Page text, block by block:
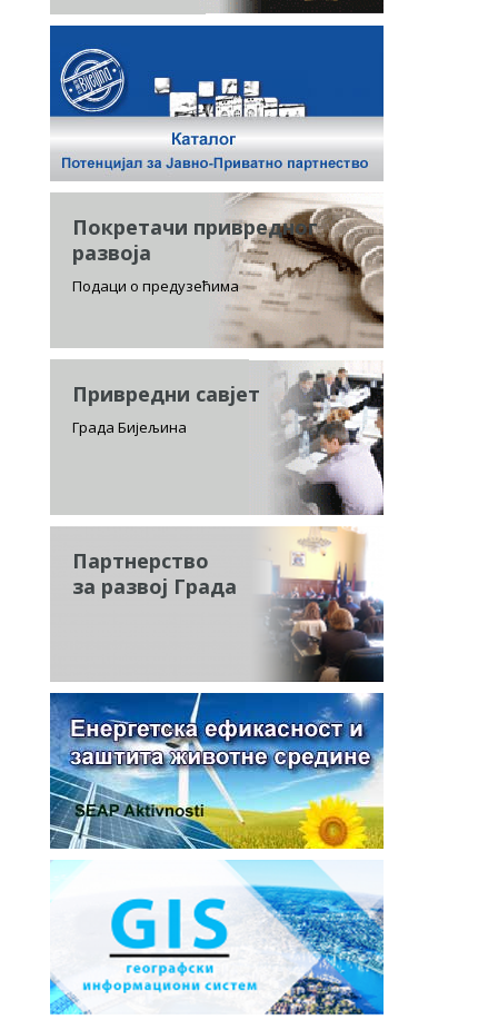
Покретачи привредног
развоја
Подаци о предузећима
Привредни савјет
Града Бијељина
Партнерство
за развој Града